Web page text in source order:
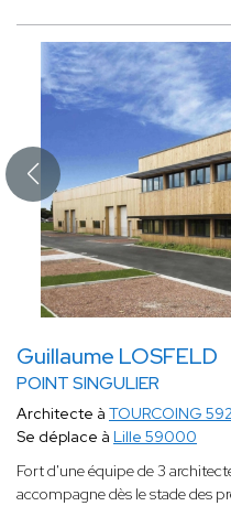
Guillaume LOSFELD
POINT SINGULIER
Architecte à TOURCOING
Se déplace à Lille 59000
Fort d'une équipe de 3
accompagne dès le stade des